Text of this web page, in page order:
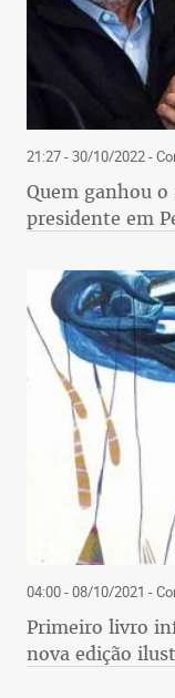
21:27 - 30/10/2022-
Quem ganhou
presidente em
04:00 - 08/10/2021 -
Primeiro livro
nova edição